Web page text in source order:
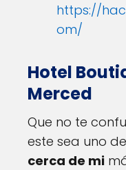
https://
om/
Hotel
Merced
Que no te
este sea uno
cerca de mi